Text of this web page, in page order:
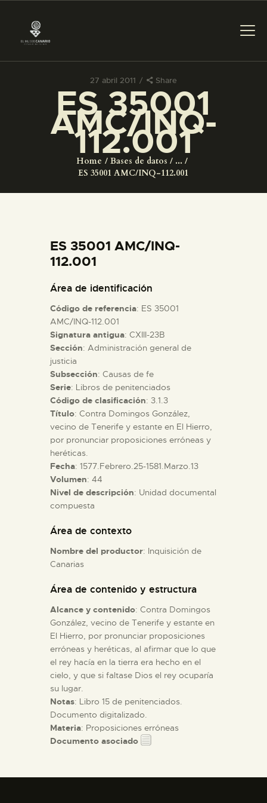
27 abril 2011 Share
ES 35001
AMC/INQ-
112.001
Home Bases de datos
...
ES 35001 AMC/INQ-112.001
PREPARAR LA VISITA
ACTIVIDADES
COLECCIONES
ESPAÑOL
PREPARAR LA VISITA
ACTIVIDADES
█
EL MUSEO
COLECCIONES
DIDÁCTICA
ESPAÑOL
ES 35001 AMC/INQ-
112.001
Área de identificación
Código de referencia: ES 35001
AMC/INQ-112.001
Signatura antigua: CXIII-23B
Sección: Administración general de
justicia
Subsección: Causas de fe
Serie: Libros de penitenciados
Código de clasificación: 3.1.3
Título: Contra Domingos González,
vecino de Tenerife y estante en El Hierro,
por pronunciar proposiciones erróneas y
heréticas.
Fecha: 1577.Febrero.25-1581.Marzo.13
Volumen: 44
Nivel de descripción: Unidad documental
compuesta
Área de contexto
Nombre del productor: Inquisición de
Canarias
Área de contenido y estructura
Alcance y contenido: Contra Domingos
González, vecino de Tenerife y estante en
El Hierro, por pronunciar proposiciones
erróneas y heréticas, al afirmar que lo que
el rey hacía en la tierra era hecho en el
cielo, y que si faltase Dios el rey ocuparía
su lugar.
Notas: Libro 15 de penitenciados.
Documento digitalizado.
Materia: Proposiciones erróneas
Documento asociado